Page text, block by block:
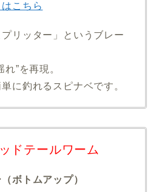
こちら
リッター」というブレー
”を再現。
に釣れるスピナベです。
ドテールワーム
ボトムアップ）